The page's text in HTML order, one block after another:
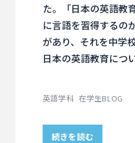
た。「日本の英語教
に言語を習得するの
があり、それを中学
日本の英語教育につ
英語学科 在学生BLOG
続きを読む